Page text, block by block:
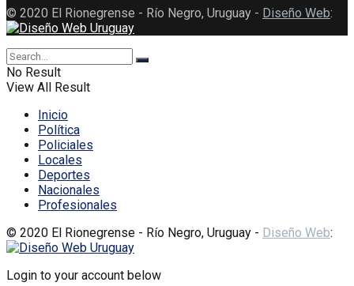
© 2020 El Rionegrense - Río Negro, Uruguay - Diseño Web:
No Result
View All Result
Inicio
Política
Policiales
Locales
Deportes
Nacionales
Profesionales
© 2020 El Rionegrense - Río Negro, Uruguay - Diseño Web:
Login to your account below